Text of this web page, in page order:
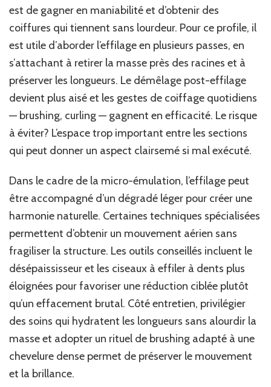
est de gagner en maniabilité et d’obtenir des
coiffures qui tiennent sans lourdeur. Pour ce profile, il
est utile d’aborder l’effilage en plusieurs passes, en
s’attachant à retirer la masse près des racines et à
préserver les longueurs. Le démêlage post-effilage
devient plus aisé et les gestes de coiffage quotidiens
— brushing, curling — gagnent en efficacité. Le risque
à éviter? L’espace trop important entre les sections
qui peut donner un aspect clairsemé si mal exécuté.
Dans le cadre de la micro-émulation, l’effilage peut
être accompagné d’un dégradé léger pour créer une
harmonie naturelle. Certaines techniques spécialisées
permettent d’obtenir un mouvement aérien sans
fragiliser la structure. Les outils conseillés incluent le
désépaississeur et les ciseaux à effiler à dents plus
éloignées pour favoriser une réduction ciblée plutôt
qu’un effacement brutal. Côté entretien, privilégier
des soins qui hydratent les longueurs sans alourdir la
masse et adopter un rituel de brushing adapté à une
chevelure dense permet de préserver le mouvement
et la brillance.